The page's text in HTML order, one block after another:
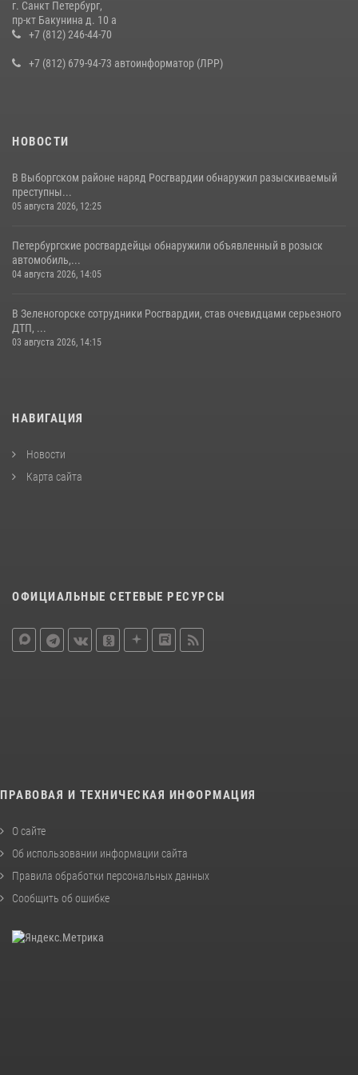
В Ленобласти сотрудники Росгвардии провели встречу с
воспитанниками детского клуба «Умные каникулы»
г. Санкт Петербург,
пр-кт Бакунина д. 10 а
+7 (812) 246-44-70
+7 (812) 679-94-73 автоинформатор (ЛРР)
НОВОСТИ
В Выборгском районе наряд Росгвардии обнаружил разыскиваемый
преступны...
05 августа 2026, 12:25
Петербургские росгвардейцы обнаружили объявленный в розыск
автомобиль,...
04 августа 2026, 14:05
В Зеленогорске сотрудники Росгвардии, став очевидцами серьезного
ДТП, ...
03 августа 2026, 14:15
НАВИГАЦИЯ
Новости
Карта сайта
ОФИЦИАЛЬНЫЕ СЕТЕВЫЕ РЕСУРСЫ
ПРАВОВАЯ И ТЕХНИЧЕСКАЯ ИНФОРМАЦИЯ
О сайте
Об использовании информации сайта
Правила обработки персональных данных
Сообщить об ошибке